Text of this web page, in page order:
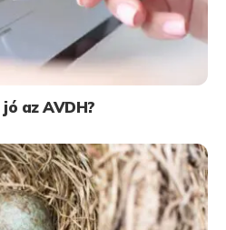
az AVDH?